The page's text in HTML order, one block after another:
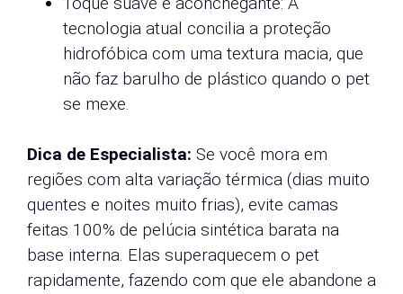
tecnologia atual concilia a proteção
hidrofóbica com uma textura macia, que
não faz barulho de plástico quando o pet
se mexe.
Dica de Especialista: Se você mora em
regiões com alta variação térmica (dias muito
quentes e noites muito frias), evite camas
feitas 100% de pelúcia sintética barata na
base interna. Elas superaquecem o pet
rapidamente, fazendo com que ele abandone a